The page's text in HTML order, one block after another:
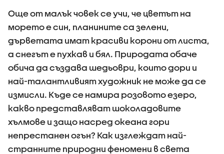
Още от малък човек се учи, че цветът на
морето е син, планините са зелени,
дърветата имат красиви корони от листа,
а снегът е пухкав и бял. Природата обаче
обича да създава шедьоври, които дори и
най-талантливият художник не може да се
измисли. Къде се намира розовото езеро,
какво представляват шоколадовите
хълмове и защо насред океана гори
непрестанен огън? Как изглеждат най-
странните природни феномени в света